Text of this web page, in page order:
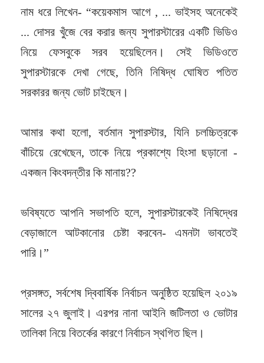
নাম ধরে লিখেন- “কয়েকমাস আগে , ... ভাইসহ অনেকেই
... দোসর খুঁজে বের করার জন্য সুপারস্টারের একটি ভিডিও
নিয়ে ফেসবুকে সরব হয়েছিলেন। সেই ভিডিওতে
সুপারস্টারকে দেখা গেছে, তিনি নিষিদ্ধ ঘোষিত পতিত
সরকারর জন্য ভোট চাইছেন।
আমার কথা হলো, বর্তমান সুপারস্টার, যিনি চলচ্চিত্রকে
বাঁচিয়ে রেখেছেন, তাকে নিয়ে প্রকাশ্যে হিংসা ছড়ানো -
একজন কিংবদন্তীর কি মানায়??
ভবিষ্যতে আপনি সভাপতি হলে, সুপারস্টারকেই নিষিদ্ধের
বেড়াজালে আটকানোর চেষ্টা করবেন- এমনটা ভাবতেই
পারি।”
প্রসঙ্গত, সর্বশেষ দ্বিবার্ষিক নির্বাচন অনুষ্ঠিত হয়েছিল ২০১৯
সালের ২৭ জুলাই। এরপর নানা আইনি জটিলতা ও ভোটার
তালিকা নিয়ে বিতর্কের কারণে নির্বাচন স্থগিত ছিল।